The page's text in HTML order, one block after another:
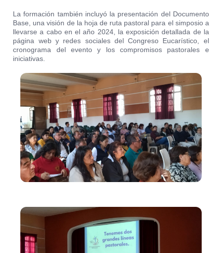
La formación también incluyó la presentación del Documento
Base, una visión de la hoja de ruta pastoral para el simposio a
llevarse a cabo en el año 2024, la exposición detallada de la
página web y redes sociales del Congreso Eucarístico, el
cronograma del evento y los compromisos pastorales e
iniciativas.